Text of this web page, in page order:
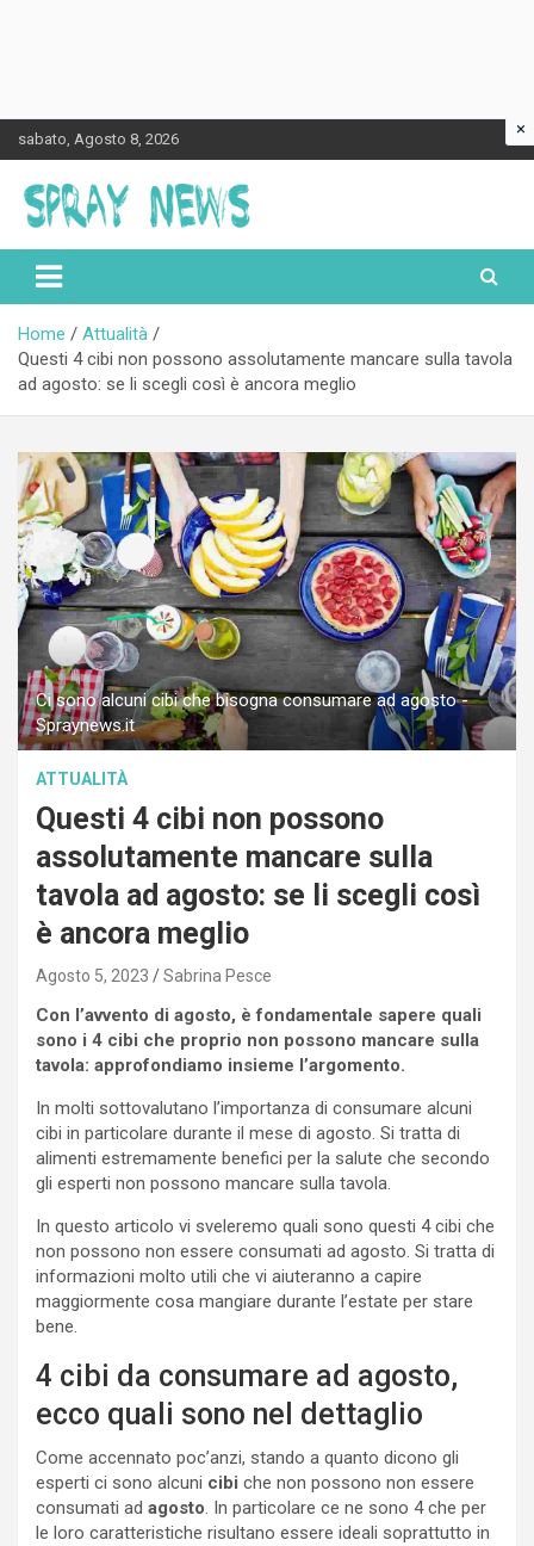
to
content
sabato, Agosto 8, 2026
Spraynews.it
Home
Attualità
Questi 4 cibi non possono assolutamente mancare sulla tavola
ad agosto: se li scegli così è ancora meglio
Ci sono alcuni cibi che bisogna consumare ad agosto -
Spraynews.it
ATTUALITÀ
Questi 4 cibi non possono
assolutamente mancare sulla
tavola ad agosto: se li scegli così
è ancora meglio
Agosto 5, 2023 Sabrina Pesce
Con l’avvento di agosto, è fondamentale sapere quali
sono i 4 cibi che proprio non possono mancare sulla
tavola: approfondiamo insieme l’argomento.
In molti sottovalutano l’importanza di consumare alcuni
cibi in particolare durante il mese di agosto. Si tratta di
alimenti estremamente benefici per la salute che secondo
gli esperti non possono mancare sulla tavola.
In questo articolo vi sveleremo quali sono questi 4 cibi che
non possono non essere consumati ad agosto. Si tratta di
informazioni molto utili che vi aiuteranno a capire
maggiormente cosa mangiare durante l’estate per stare
bene.
4 cibi da consumare ad agosto,
ecco quali sono nel dettaglio
Come accennato poc’anzi, stando a quanto dicono gli
esperti ci sono alcuni cibi che non possono non essere
consumati ad agosto. In particolare ce ne sono 4 che per
le loro caratteristiche risultano essere ideali soprattutto in
×